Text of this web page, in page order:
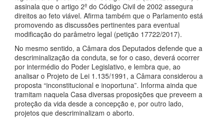
assinala que o artigo 2º do Código Civil de 2002 assegura
direitos ao feto viável. Afirma também que o Parlamento está
promovendo as discussões pertinentes para eventual
modificação do parâmetro legal (petição 17722/2017).
No mesmo sentido, a Câmara dos Deputados defende que a
descriminalização da conduta, se for o caso, deverá ocorrer
por intermédio do Poder Legislativo, e lembra que, ao
analisar o Projeto de Lei 1.135/1991, a Câmara considerou a
proposta “inconstitucional e inoportuna”. Informa ainda que
tramitam naquela Casa diversas proposições que preveem a
proteção da vida desde a concepção e, por outro lado,
projetos que descriminalizam o aborto.